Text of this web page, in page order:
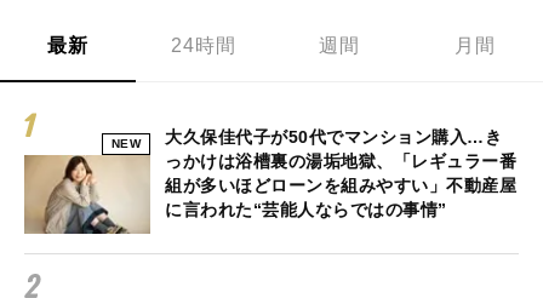
最新 24時間 週間 月間
NEW
大久保佳代子が50代でマンション購入…き
っかけは浴槽裏の湯垢地獄、「レギュラー番
組が多いほどローンを組みやすい」不動産屋
に言われた“芸能人ならではの事情”